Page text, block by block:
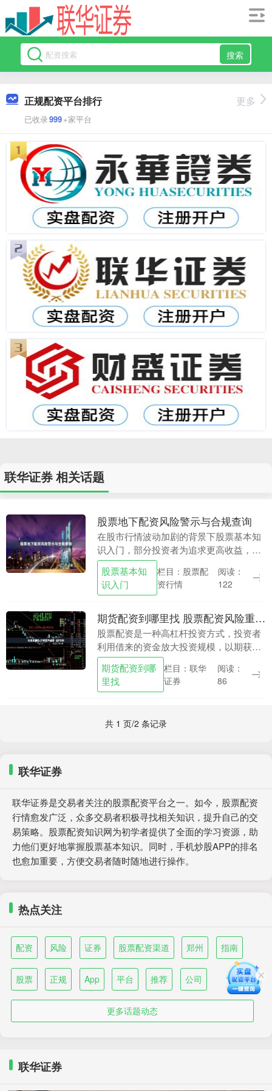
搜索
正规配资平台排行
已收录999+家平台
更多
联华证券 相关话题
股票地下配资风险警示与合规查询
在股市行情波动加剧的背景下股票基本知
识入门，部分投资者为追求更高收益，开
始关注“股票配资”这一杠杆工具。然而，
市场上大量打着“低门槛、高杠杆、免息垫
资”旗号的*....
股票基本知
识入门
栏目：股票配
资行情
阅读：
122
期货配资到哪里找 股票配资风险重重，投资需谨慎
股票配资是一种高杠杆投资方式，投资者
利用借来的资金放大投资规模，以期获得
更高的收益。然而，配资也伴随着极高的
风险期货配资到哪里找，投资者需谨慎对
待。 股票配资是....
期货配资到哪
里找
栏目：联华
证券
阅读：
86
共 1 页/2 条记录
联华证券
联华证券是交易者关注的股票配资平台之一。如今，股票配资
行情愈发广泛，众多交易者积极寻找相关知识，提升自己的交
易策略。股票配资知识网为初学者提供了全面的学习资源，助
力他们更好地掌握股票基本知识。同时，手机炒股APP的排名
也愈加重要，方便交易者随时随地进行操作。
热点关注
配资 风险 证券 股票配资渠道 郑州 指南
股票 正规 App 平台 推荐 公司
更多话题动态
联华证券